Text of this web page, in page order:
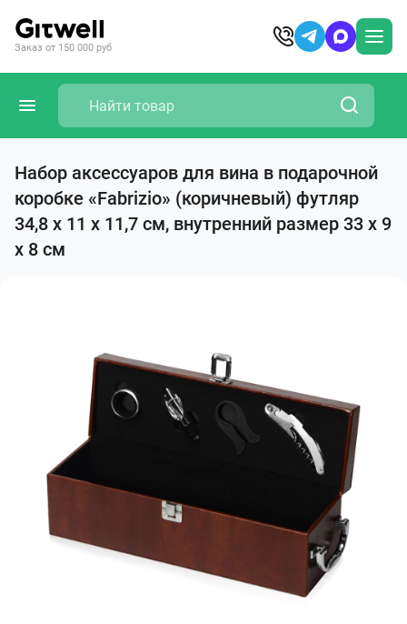
Заказ от 150 000 руб
Набор аксессуаров для вина в подарочной
коробке «Fabrizio» (коричневый) футляр
34,8 х 11 х 11,7 см, внутренний размер 33 х 9
х 8 см